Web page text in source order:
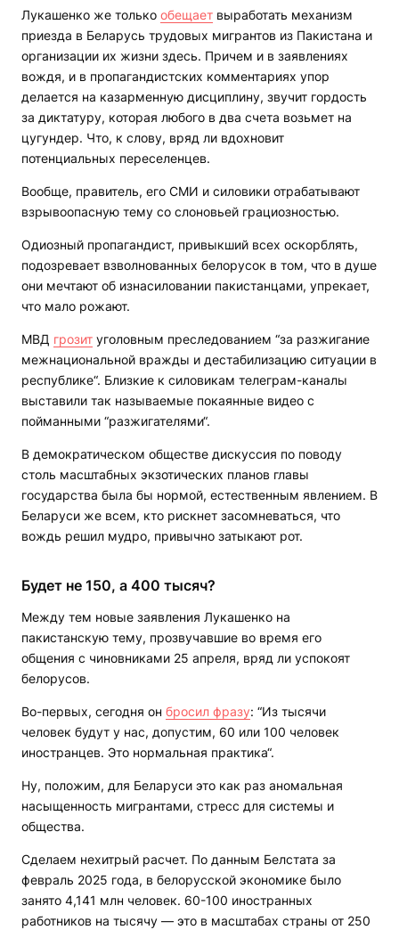
Лукашенко же только обещает выработать механизм
приезда в Беларусь трудовых мигрантов из Пакистана и
организации их жизни здесь. Причем и в заявлениях
вождя, и в пропагандистских комментариях упор
делается на казарменную дисциплину, звучит гордость
за диктатуру, которая любого в два счета возьмет на
цугундер. Что, к слову, вряд ли вдохновит
потенциальных переселенцев.
Вообще, правитель, его СМИ и силовики отрабатывают
взрывоопасную тему со слоновьей грациозностью.
Одиозный пропагандист, привыкший всех оскорблять,
подозревает взволнованных белорусок в том, что в душе
они мечтают об изнасиловании пакистанцами, упрекает,
что мало рожают.
МВД грозит уголовным преследованием “за разжигание
межнациональной вражды и дестабилизацию ситуации в
республике“. Близкие к силовикам телеграм-каналы
выставили так называемые покаянные видео с
пойманными “разжигателями“.
В демократическом обществе дискуссия по поводу
столь масштабных экзотических планов главы
государства была бы нормой, естественным явлением. В
Беларуси же всем, кто рискнет засомневаться, что
вождь решил мудро, привычно затыкают рот.
Будет не 150, а 400 тысяч?
Между тем новые заявления Лукашенко на
пакистанскую тему, прозвучавшие во время его
общения с чиновниками 25 апреля, вряд ли успокоят
белорусов.
Во-первых, сегодня он бросил фразу: “Из тысячи
человек будут у нас, допустим, 60 или 100 человек
иностранцев. Это нормальная практика“.
Ну, положим, для Беларуси это как раз аномальная
насыщенность мигрантами, стресс для системы и
общества.
Сделаем нехитрый расчет. По данным Белстата за
февраль 2025 года, в белорусской экономике было
занято 4,141 млн человек. 60-100 иностранных
работников на тысячу — это в масштабах страны от 250